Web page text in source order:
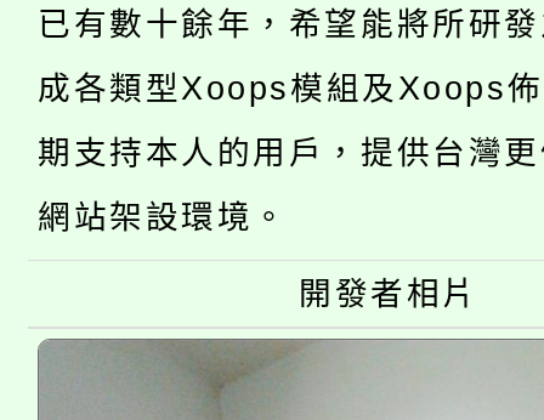
代理(課)教師甄選結果(
公告本校115學年度第
代理(課)教師甄選結果(
轉知中國文化大學推廣
《TA101》溝通分析基
程，歡迎學生輔導中心
心理、諮商輔導、社會
系所師生報名參加。
轉知苗栗縣政府辦理
縣市「校園短影音徵選
門員」簡章及活動海報
踴躍報名參加。
桃園市115學年度學生
要點
「桃園市補助參觀特色
展演活動實施計畫」
115年度「教育部表揚
義教育推展貢獻獎」
已有數十餘年，希望能將所研
成各類型Xoops模組及Xoops
期支持本人的用戶，提供台灣
網站架設環境。
開發者相片